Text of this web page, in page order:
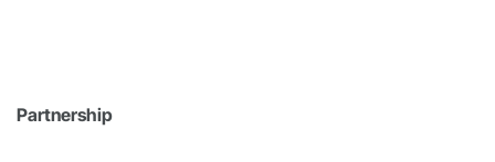
Partnership